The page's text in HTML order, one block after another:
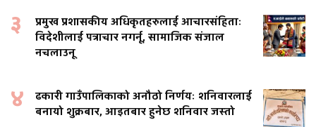
३
प्रमुख प्रशासकीय अधिकृतहरुलाई आचारसंहिताः
विदेशीलाई पत्राचार नगर्नू, सामाजिक संजाल
नचलाउनू
४
ढकारी गाउँपालिकाको अनौठो निर्णयः शनिवारलाई
बनायो शुक्रबार, आइतबार हुनेछ शनिवार जस्तो